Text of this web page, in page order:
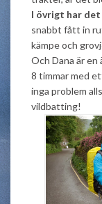
I övrigt har
snabbt fått in
kämpe och
Och Dana är
8 timmar med
inga problem
vildbatting!